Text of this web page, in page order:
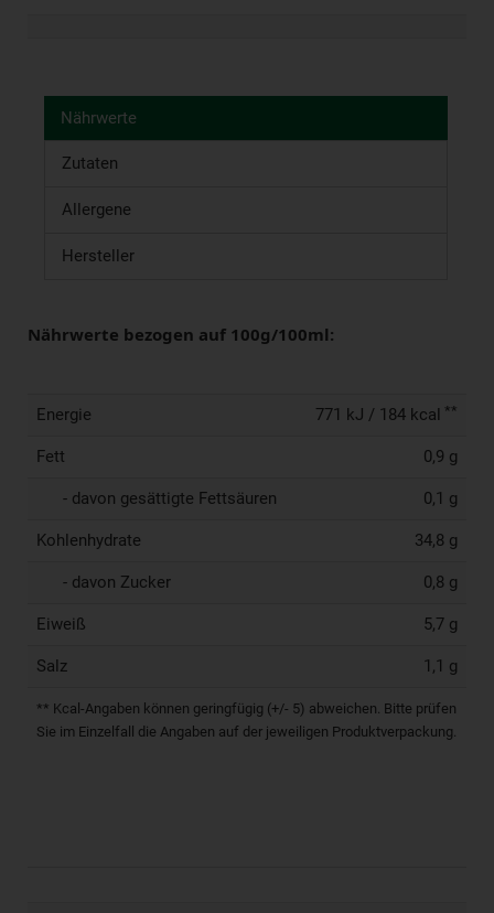
Nährwerte
Zutaten
Allergene
Hersteller
Nährwerte bezogen auf 100g/100ml:
Energie 771 kJ / 184 kcal **
Fett 0,9 g
- davon gesättigte Fettsäuren 0,1 g
Kohlenhydrate 34,8 g
- davon Zucker 0,8 g
Eiweiß 5,7 g
Salz 1,1 g
** Kcal-Angaben können geringfügig (+/- 5) abweichen. Bitte prüfen
Sie im Einzelfall die Angaben auf der jeweiligen Produktverpackung.